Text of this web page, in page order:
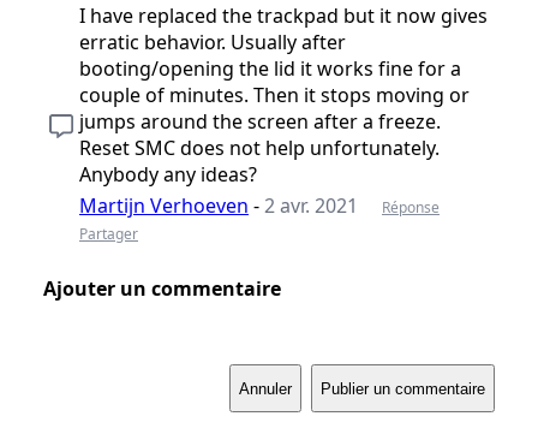
I have replaced the trackpad but it now gives
erratic behavior. Usually after
booting/opening the lid it works fine for a
couple of minutes. Then it stops moving or
jumps around the screen after a freeze.
Reset SMC does not help unfortunately.
Anybody any ideas?
Martijn Verhoeven -2 avr. 2021
Réponse
Partager
Ajouter un commentaire
Annuler Publier un commentaire